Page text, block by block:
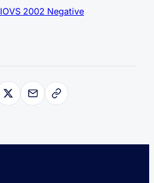
IOVS 2002 Negative